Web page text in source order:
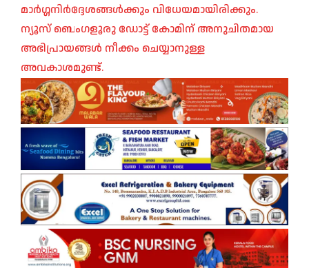
മാർഗ്ഗനിർദ്ദേശങ്ങൾക്കും വിധേയമായിരിക്കും.
ന്യൂസ് ബെംഗളൂരു ഡോട്ട് കോമിന് അനുചിതമായ
അഭിപ്രായങ്ങൾ നീക്കം ചെയ്യാനുള്ള
അവകാശമുണ്ട്.